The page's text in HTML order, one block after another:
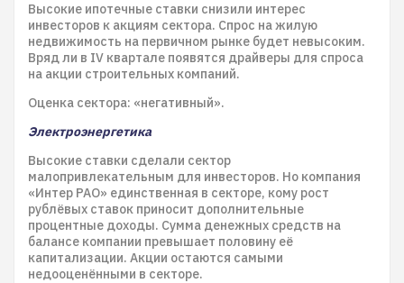
Высокие ипотечные ставки снизили интерес
инвесторов к акциям сектора. Спрос на жилую
недвижимость на первичном рынке будет невысоким.
Вряд ли в IV квартале появятся драйверы для спроса
на акции строительных компаний.
Оценка сектора: «негативный».
Электроэнергетика
Высокие ставки сделали сектор
малопривлекательным для инвесторов. Но компания
«Интер РАО» единственная в секторе, кому рост
рублёвых ставок приносит дополнительные
процентные доходы. Сумма денежных средств на
балансе компании превышает половину её
капитализации. Акции остаются самыми
недооценёнными в секторе.